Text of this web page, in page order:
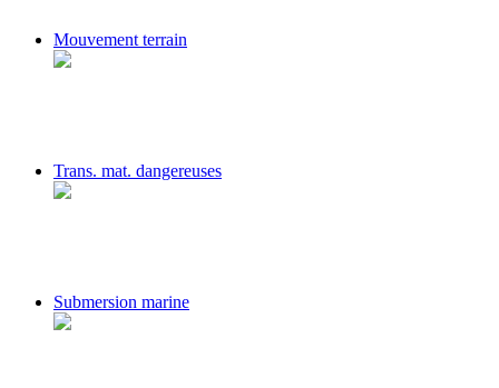
Mouvement terrain
Trans. mat. dangereuses
Submersion marine